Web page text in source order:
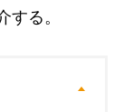
する。